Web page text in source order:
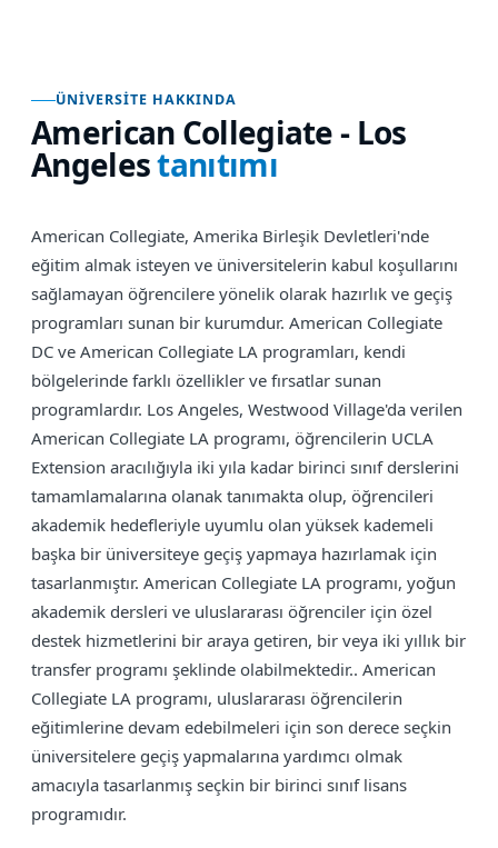
ÜNIVERSITE HAKKINDA
American Collegiate - Los
Angelestanıtımı
American Collegiate, Amerika Birleşik Devletleri'nde
eğitim almak isteyen ve üniversitelerin kabul koşullarını
sağlamayan öğrencilere yönelik olarak hazırlık ve geçiş
programları sunan bir kurumdur. American Collegiate
DC ve American Collegiate LA programları, kendi
bölgelerinde farklı özellikler ve fırsatlar sunan
programlardır. Los Angeles, Westwood Village'da verilen
American Collegiate LA programı, öğrencilerin UCLA
Extension aracılığıyla iki yıla kadar birinci sınıf derslerini
tamamlamalarına olanak tanımakta olup, öğrencileri
akademik hedefleriyle uyumlu olan yüksek kademeli
başka bir üniversiteye geçiş yapmaya hazırlamak için
tasarlanmıştır. American Collegiate LA programı, yoğun
akademik dersleri ve uluslararası öğrenciler için özel
destek hizmetlerini bir araya getiren, bir veya iki yıllık bir
transfer programı şeklinde olabilmektedir.. American
Collegiate LA programı, uluslararası öğrencilerin
eğitimlerine devam edebilmeleri için son derece seçkin
üniversitelere geçiş yapmalarına yardımcı olmak
amacıyla tasarlanmış seçkin bir birinci sınıf lisans
programıdır.